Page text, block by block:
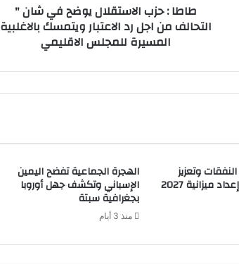
طاطا : حزب الاستقلال يوضح في شان "
التحالف من اجل رد الاعتبار ويتمسك بالاغلبية
المسيرة للمجلس الاقليمي
وتعزيز
ميزانية 2027
الهجرة الجماعية تفضح اليمين
الإسباني وتكشف جهل أوروبا
بجغرافية سبتة
منذ 3 أيام